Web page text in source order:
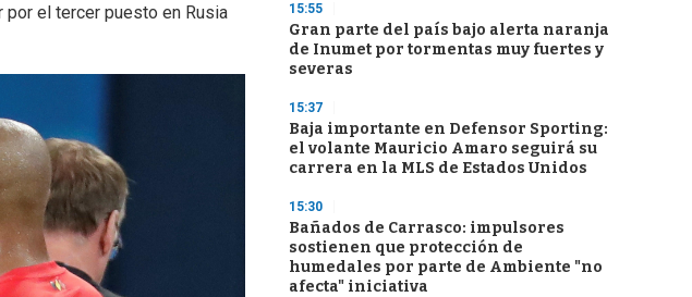
por el tercer puesto en Rusia
15:55
Gran parte del país bajo alerta naranja
de Inumet por tormentas muy fuertes y
severas
15:37
Baja importante en Defensor Sporting:
el volante Mauricio Amaro seguirá su
carrera en la MLS de Estados Unidos
15:30
Bañados de Carrasco: impulsores
sostienen que protección de
humedales por parte de Ambiente "no
afecta" iniciativa